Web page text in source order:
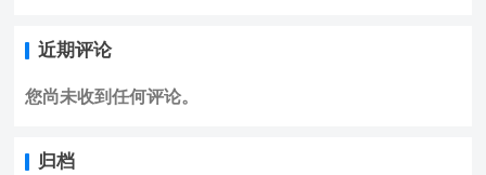
近期评论
您尚未收到任何评论。
归档